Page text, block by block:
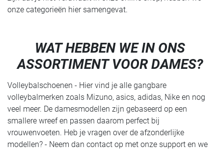
onze categorieën hier samengevat.
WAT HEBBEN WE IN ONS
ASSORTIMENT VOOR DAMES?
Volleybalschoenen - Hier vind je alle gangbare
volleybalmerken zoals Mizuno, asics, adidas, Nike en nog
veel meer. De damesmodellen zijn gebaseerd op een
smallere wreef en passen daarom perfect bij
vrouwenvoeten. Heb je vragen over de afzonderlijke
modellen? - Neem dan contact op met onze support en we